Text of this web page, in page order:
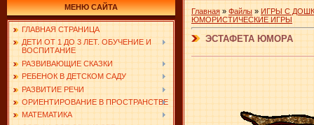
МЕНЮ САЙТА
ГЛАВНАЯ СТРАНИЦА
ДЕТИ ОТ 1 ДО 3 ЛЕТ. ОБУЧЕНИЕ И
ВОСПИТАНИЕ
РАЗВИВАЮЩИЕ СКАЗКИ
РЕБЕНОК В ДЕТСКОМ САДУ
РАЗВИТИЕ РЕЧИ
ОРИЕНТИРОВАНИЕ В ПРОСТРАНСТВЕ
МАТЕМАТИКА
Главная » Файлы » ИГРЫ С
ЮМОРИСТИЧЕСКИЕ ИГРЫ
ЭСТАФЕТА ЮМОРА